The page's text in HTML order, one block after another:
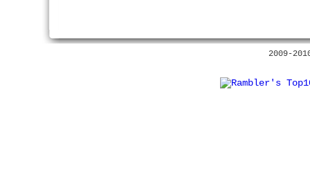
2009-